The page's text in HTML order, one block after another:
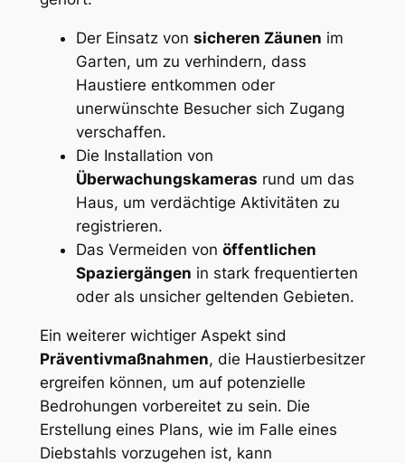
Der⁢ Einsatz von sicheren Zäunen im
‍Garten, um zu verhindern, dass
Haustiere ‌entkommen oder
unerwünschte Besucher sich Zugang
verschaffen.
Die Installation von
Überwachungskameras rund um das
Haus, um verdächtige Aktivitäten zu
registrieren.
Das Vermeiden von öffentlichen
Spaziergängen ⁤in stark frequentierten
oder als unsicher geltenden Gebieten.
Ein weiterer wichtiger Aspekt sind
Präventivmaßnahmen, die Haustierbesitzer
ergreifen können, um auf potenzielle
Bedrohungen vorbereitet zu sein. Die
Erstellung eines Plans, wie im Falle eines
Diebstahls vorzugehen ist, kann